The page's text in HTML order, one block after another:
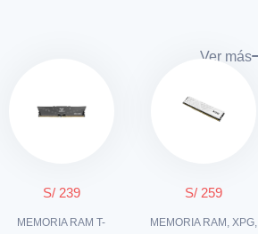
Ver más
S/ 239
MEMORIA RAM T-
S/ 259
MEMORIA RAM, XPG,